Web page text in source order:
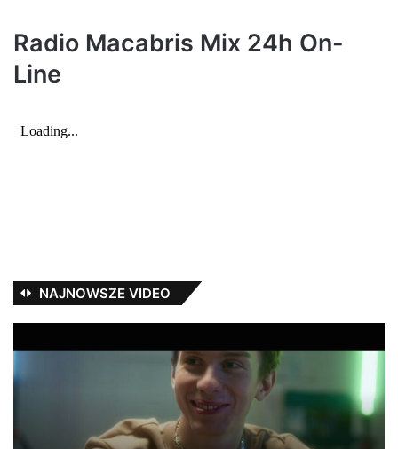
Radio Macabris Mix 24h On-
Line
NAJNOWSZE VIDEO
–
i
w